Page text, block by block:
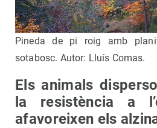
Pineda de pi roig amb
sotabosc. Autor: Lluís Comas.
Els animals
la resistència a
afavoreixen els